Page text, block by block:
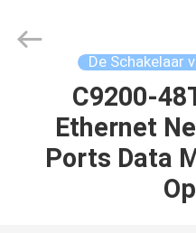
PRODUCTEN
Ltd..
De Schakelaar
C9200-
Ethernet
Ports Data